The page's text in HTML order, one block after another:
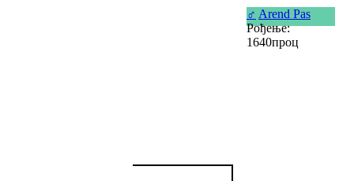
♂ Arend Pas
Рођење:
1640проц